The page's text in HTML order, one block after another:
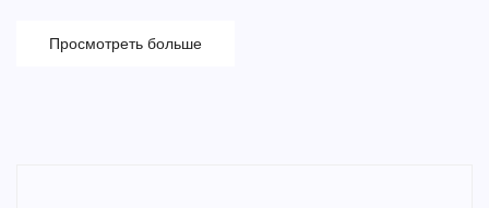
Просмотреть больше